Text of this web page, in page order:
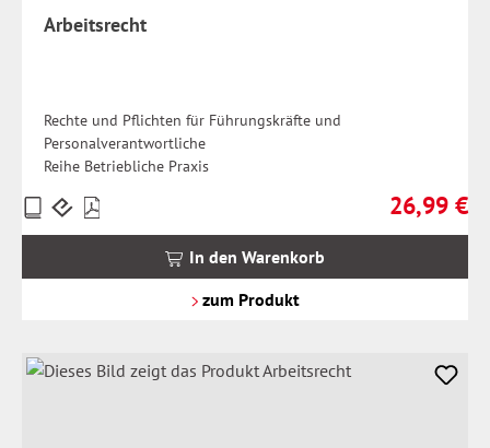
Arbeitsrecht
Rechte und Pflichten für Führungskräfte und
Personalverantwortliche
Reihe Betriebliche Praxis
Regulärer
26,99 €
Preise
inkl.
In den Warenkorb
zum Produkt